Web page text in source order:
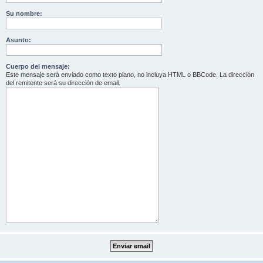
Su nombre:
Asunto:
Cuerpo del mensaje:
Este mensaje será enviado como texto plano, no incluya HTML o BBCode. La dirección
del remitente será su dirección de email.